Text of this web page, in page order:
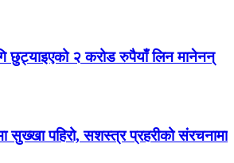
छुट्याइएको २ करोड रुपैयाँ लिन मानेनन्
सुख्खा पहिरो, सशस्त्र प्रहरीको संरचनामा